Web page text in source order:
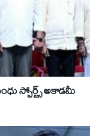
స్పోర్ట్స్ అకాడమీ